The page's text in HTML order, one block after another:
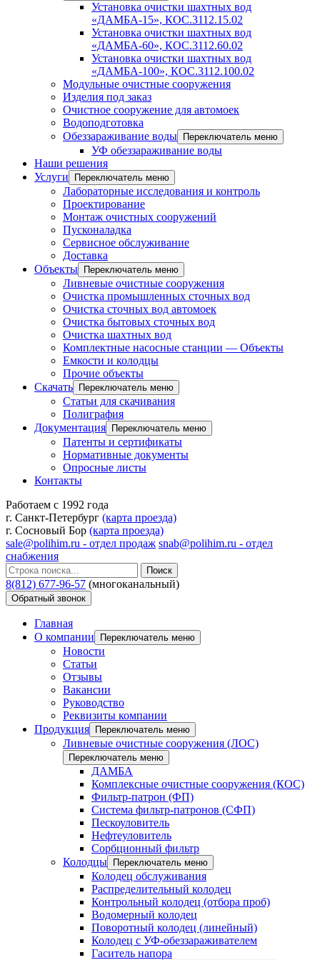
Установка очистки шахтных вод
«ДАМБА-15», КОС.3112.15.02
Установка очистки шахтных вод
«ДАМБА-60», КОС.3112.60.02
Установка очистки шахтных вод
«ДАМБА-100», КОС.3112.100.02
Модульные очистные сооружения
Изделия под заказ
Очистное сооружение для автомоек
Водоподготовка
Обеззараживание воды
Переключатель меню
УФ обеззараживание воды
Наши решения
Услуги
Переключатель меню
Лабораторные исследования и контроль
Проектирование
Монтаж очистных сооружений
Пусконаладка
Сервисное обслуживание
Доставка
Объекты
Переключатель меню
Ливневые очистные сооружения
Очистка промышленных сточных вод
Очистка сточных вод автомоек
Очистка бытовых сточных вод
Очистка шахтных вод
Комплектные насосные станции — Объекты
Емкости и колодцы
Прочие объекты
Скачать
Переключатель меню
Статьи для скачивания
Полиграфия
Документация
Переключатель меню
Патенты и сертификаты
Нормативные документы
Опросные листы
Контакты
Работаем с 1992 года
г. Санкт-Петербург (карта проезда)
г. Сосновый Бор (карта проезда)
sale@polihim.ru - отдел продаж snab@polihim.ru - отдел
снабжения
Поиск
8(812) 677-96-57 (многоканальный)
Обратный звонок
Главная
О компании
Переключатель меню
Новости
Статьи
Отзывы
Вакансии
Руководство
Реквизиты компании
Продукция
Переключатель меню
Ливневые очистные сооружения (ЛОС)
Переключатель меню
ДАМБА
Комплексные очистные сооружения (КОС)
Фильтр-патрон (ФП)
Система фильтр-патронов (СФП)
Пескоуловитель
Нефтеуловитель
Сорбционный фильтр
Колодцы
Переключатель меню
Колодец обслуживания
Распределительный колодец
Контрольный колодец (отбора проб)
Водомерный колодец
Поворотный колодец (линейный)
Колодец с УФ-обеззараживателем
Гаситель напора